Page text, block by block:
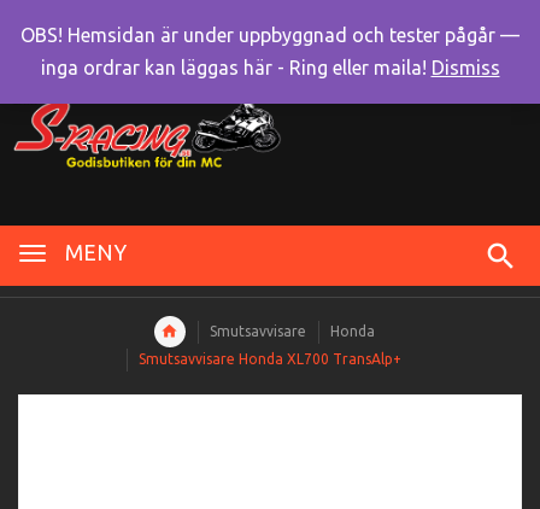
MENY
Smutsavvisare
Honda
Smutsavvisare Honda XL700 TransAlp+
OBS! Hemsidan är under uppbyggnad och tester pågår —
inga ordrar kan läggas här - Ring eller maila! Dismiss